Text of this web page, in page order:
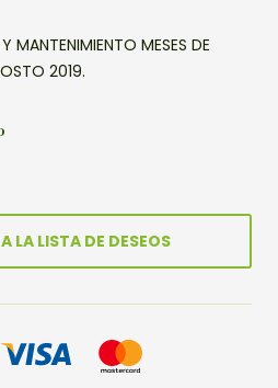
MANTENIMIENTO MESES DE
2019.
LA LISTA DE DESEOS